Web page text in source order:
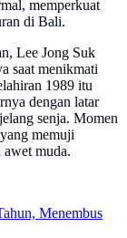
memperkuat
di Bali.
Lee Jong Suk
saat menikmati
1989 itu
dengan latar
senja. Momen
memuji
muda.
Menembus